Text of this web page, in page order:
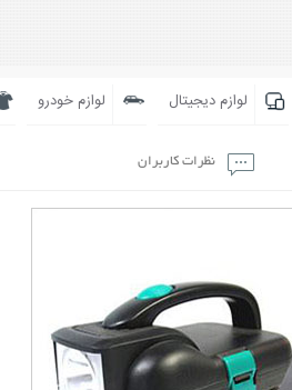
لوازم دیجیتال لوازم خودرو
نظرات کاربران